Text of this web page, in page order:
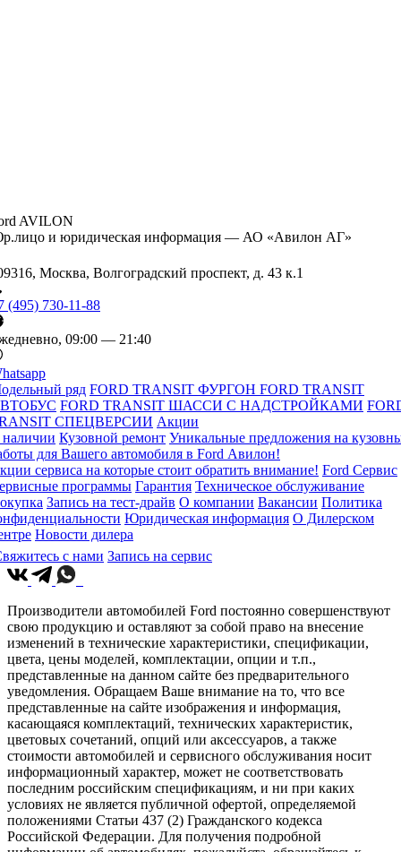
AVILON
и юридическая информация — АО «Авилон АГ»
Москва, Волгоградский проспект, д. 43 к.1
(495) 730-11-88
09:00 — 21:40
ряд FORD TRANSIT ФУРГОН FORD TRANSIT
FORD TRANSIT ШАССИ С НАДСТРОЙКАМИ
СПЕЦВЕРСИИ Акции
Кузовной ремонт Уникальные предложения на
для Вашего автомобиля в Ford Авилон!
сервиса на которые стоит обратить внимание! Ford Сервис
программы Гарантия Техническое обслуживание
Запись на тест-драйв О компании Вакансии Политика
Юридическая информация О Дилерском
Новости дилера
с нами Запись на сервис
Производители автомобилей Ford постоянно совершенствуют
свою продукцию и оставляют за собой право на внесение
изменений в технические характеристики, спецификации,
цвета, цены моделей, комплектации, опции и т.п.,
представленные на данном сайте без предварительного
уведомления. Обращаем Ваше внимание на то, что все
представленные на сайте изображения и информация,
касающаяся комплектаций, технических характеристик,
цветовых сочетаний, опций или аксессуаров, а также
стоимости автомобилей и сервисного обслуживания носит
информационный характер, может не соответствовать
последним российским спецификациям, и ни при каких
условиях не является публичной офертой, определяемой
положениями Статьи 437 (2) Гражданского кодекса
Российской Федерации. Для получения подробной